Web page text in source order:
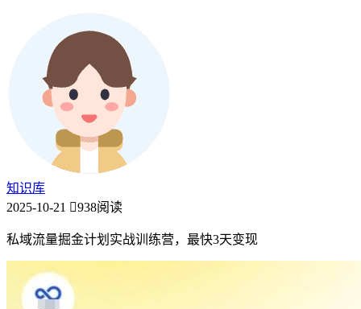
知识库
2025-10-21
938阅读
私域流量掘金计划实战训练营，最快3天变现